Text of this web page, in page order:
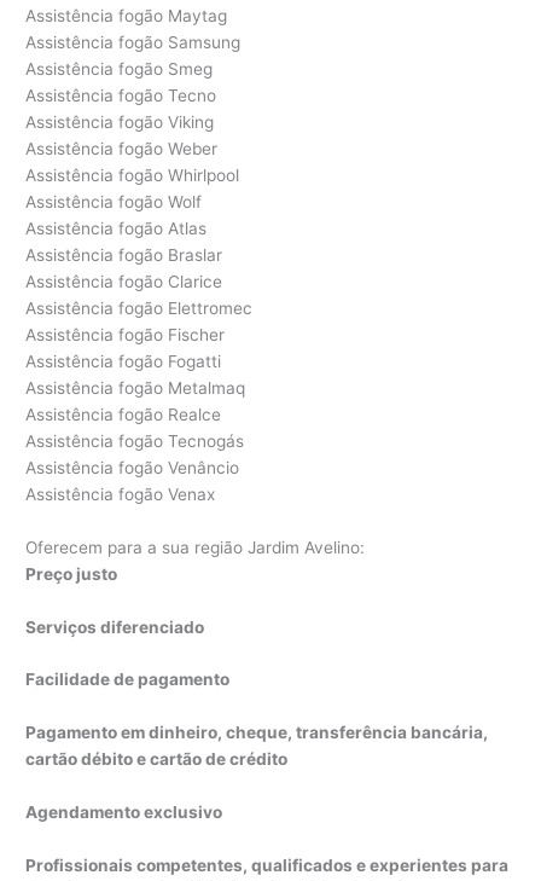
Assistência fogão Maytag
Assistência fogão Samsung
Assistência fogão Smeg
Assistência fogão Tecno
Assistência fogão Viking
Assistência fogão Weber
Assistência fogão Whirlpool
Assistência fogão Wolf
Assistência fogão Atlas
Assistência fogão Braslar
Assistência fogão Clarice
Assistência fogão Elettromec
Assistência fogão Fischer
Assistência fogão Fogatti
Assistência fogão Metalmaq
Assistência fogão Realce
Assistência fogão Tecnogás
Assistência fogão Venâncio
Assistência fogão Venax
Oferecem para a sua região Jardim Avelino:
Preço justo
Serviços diferenciado
Facilidade de pagamento
Pagamento em dinheiro, cheque, transferência bancária,
cartão débito e cartão de crédito
Agendamento exclusivo
Profissionais competentes, qualificados e experientes para